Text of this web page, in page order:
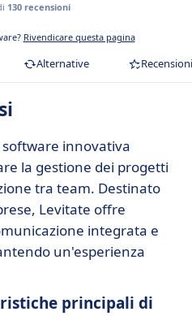
130 recensioni
Rivendicare questa pagina
Alternative Recensioni
innovativa
la gestione dei progetti
tra team. Destinato
Levitate offre
integrata e
un'esperienza
principali di